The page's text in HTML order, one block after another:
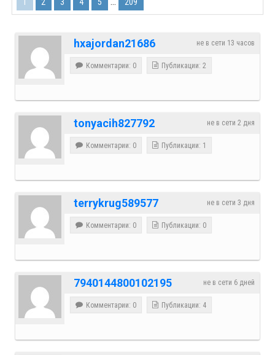
не в сети 13 часов
hxajordan21686
Комментарии: 0 Публикации: 2
не в сети 2 дня
tonyacih827792
Комментарии: 0 Публикации: 1
не в сети 3 дня
terrykrug589577
Комментарии: 0 Публикации: 0
не в сети 6 дней
7940144800102195
Комментарии: 0 Публикации: 4